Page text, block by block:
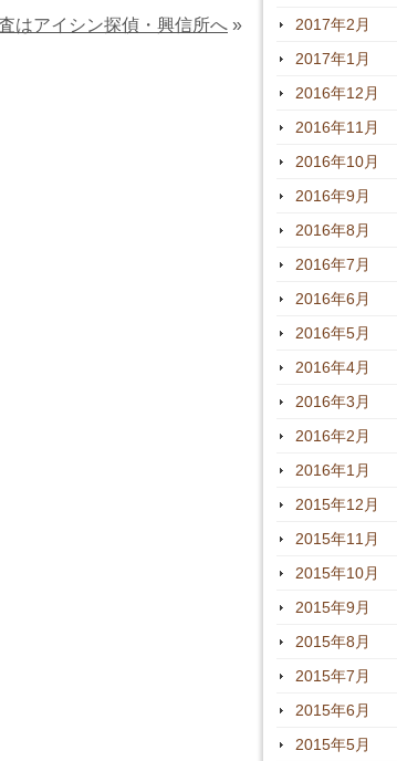
はアイシン探偵・興信所へ »
2017年2月
2017年1月
2016年12月
2016年11月
2016年10月
2016年9月
2016年8月
2016年7月
2016年6月
2016年5月
2016年4月
2016年3月
2016年2月
2016年1月
2015年12月
2015年11月
2015年10月
2015年9月
2015年8月
2015年7月
2015年6月
2015年5月